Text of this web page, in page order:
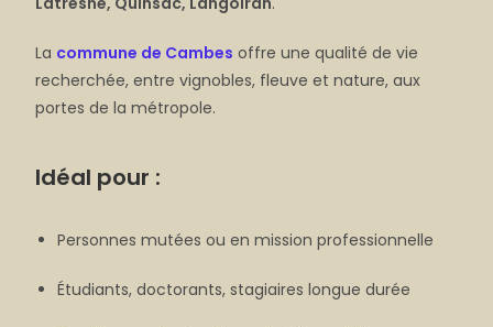
La commune de Cambes offre une qualité de vie
recherchée, entre vignobles, fleuve et nature, aux
portes de la métropole.
Idéal pour :
Personnes mutées ou en mission professionnelle
Étudiants, doctorants, stagiaires longue durée